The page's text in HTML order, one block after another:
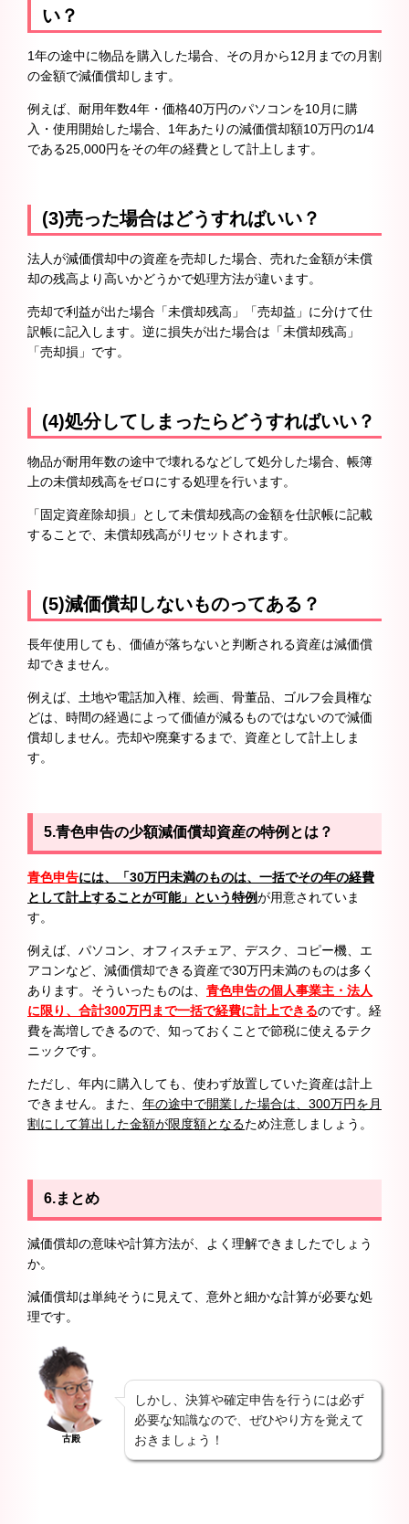
い？
1年の途中に物品を購入した場合、その月から12月までの月割
の金額で減価償却します。
例えば、耐用年数4年・価格40万円のパソコンを10月に購
入・使用開始した場合、1年あたりの減価償却額10万円の1/4
である25,000円をその年の経費として計上します。
(3)売った場合はどうすればいい？
法人が減価償却中の資産を売却した場合、売れた金額が未償
却の残高より高いかどうかで処理方法が違います。
売却で利益が出た場合「未償却残高」「売却益」に分けて仕
訳帳に記入します。逆に損失が出た場合は「未償却残高」
「売却損」です。
(4)処分してしまったらどうすればいい？
物品が耐用年数の途中で壊れるなどして処分した場合、帳簿
上の未償却残高をゼロにする処理を行います。
「固定資産除却損」として未償却残高の金額を仕訳帳に記載
することで、未償却残高がリセットされます。
(5)減価償却しないものってある？
長年使用しても、価値が落ちないと判断される資産は減価償
却できません。
例えば、土地や電話加入権、絵画、骨董品、ゴルフ会員権な
どは、時間の経過によって価値が減るものではないので減価
償却しません。売却や廃棄するまで、資産として計上しま
す。
5.青色申告の少額減価償却資産の特例とは？
青色申告には、「30万円未満のものは、一括でその年の経費
として計上することが可能」という特例が用意されていま
す。
例えば、パソコン、オフィスチェア、デスク、コピー機、エ
アコンなど、減価償却できる資産で30万円未満のものは多く
あります。そういったものは、 青色申告の個人事業主・法人
に限り、合計300万円まで一括で経費に計上できるのです。経
費を嵩増しできるので、知っておくことで節税に使えるテク
ニックです。
ただし、年内に購入しても、使わず放置していた資産は計上
できません。また、 年の途中で開業した場合は、300万円を月
割にして算出した金額が限度額となるため注意しましょう。
6.まとめ
減価償却の意味や計算方法が、よく理解できましたでしょう
か。
減価償却は単純そうに見えて、意外と細かな計算が必要な処
理です。
古殿
しかし、決算や確定申告を行うには必ず
必要な知識なので、ぜひやり方を覚えて
おきましょう！